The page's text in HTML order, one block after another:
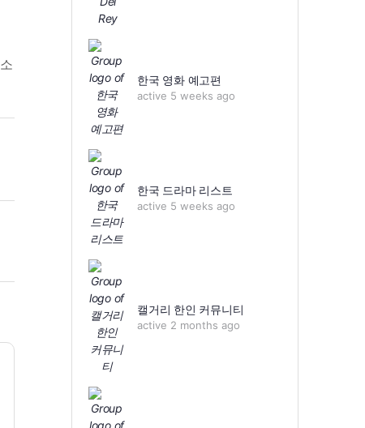
한국 영화 예고편
active 5 weeks ago
한국 드라마 리스트
active 5 weeks ago
캘거리 한인 커뮤니티
active 2 months ago